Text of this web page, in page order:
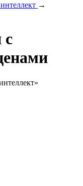
→
с